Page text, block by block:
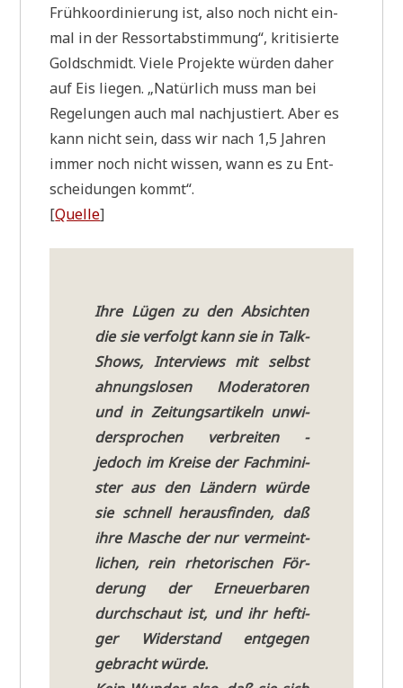
Früh­ko­or­di­nie­rung ist, also noch nicht ein­
mal in der Res­sort­ab­stim­mung“, kri­ti­sier­te
Gold­schmidt. Vie­le Pro­jek­te wür­den daher
auf Eis lie­gen. „Natür­lich muss man bei
Rege­lun­gen auch mal nach­ju­stiert. Aber es
kann nicht sein, dass wir nach 1,5 Jah­ren
immer noch nicht wis­sen, wann es zu Ent­
schei­dun­gen kommt“.
[Quel­le]
Ihre Lügen zu den Absich­ten
die sie ver­folgt kann sie in Talk-
Shows, Inter­views mit selbst
ahnungs­lo­sen Mode­ra­to­ren
und in Zei­tungs­ar­ti­keln unwi­
der­spro­chen ver­brei­ten -
jedoch im Krei­se der Fach­mi­ni­
ster aus den Län­dern wür­de
sie schnell her­aus­fin­den, daß
ihre Masche der nur ver­meint­
li­chen, rein rhe­to­ri­schen För­
de­rung der Erneu­er­ba­ren
durch­schaut ist, und ihr hef­ti­
ger Wider­stand ent­ge­gen
gebracht würde.